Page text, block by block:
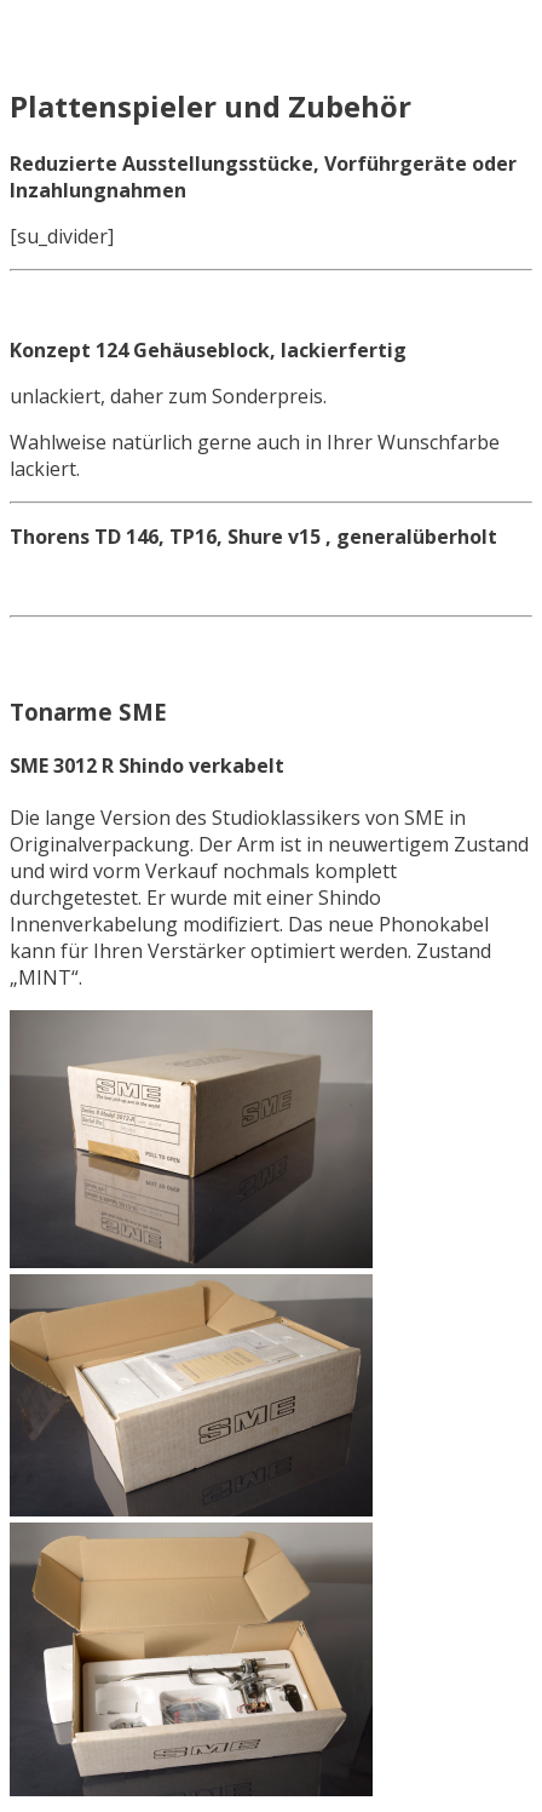
Plattenspieler und Zubehör
Reduzierte Ausstellungsstücke, Vorführgeräte oder
Inzahlungnahmen
[su_divider]
Konzept 124 Gehäuseblock, lackierfertig
unlackiert, daher zum Sonderpreis.
Wahlweise natürlich gerne auch in Ihrer Wunschfarbe
lackiert.
Thorens TD 146, TP16, Shure v15 , generalüberholt
Tonarme SME
SME 3012 R Shindo verkabelt
Die lange Version des Studioklassikers von SME in
Originalverpackung. Der Arm ist in neuwertigem Zustand
und wird vorm Verkauf nochmals komplett
durchgetestet. Er wurde mit einer Shindo
Innenverkabelung modifiziert. Das neue Phonokabel
kann für Ihren Verstärker optimiert werden. Zustand
„MINT“.